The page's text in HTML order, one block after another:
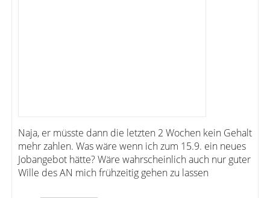
Naja, er müsste dann die letzten 2 Wochen kein Gehalt
mehr zahlen. Was wäre wenn ich zum 15.9. ein neues
Jobangebot hätte? Wäre wahrscheinlich auch nur guter
Wille des AN mich frühzeitig gehen zu lassen